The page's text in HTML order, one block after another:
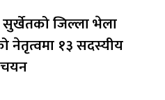
जिल्ला भेला
नेतृत्वमा १३ सदस्यीय